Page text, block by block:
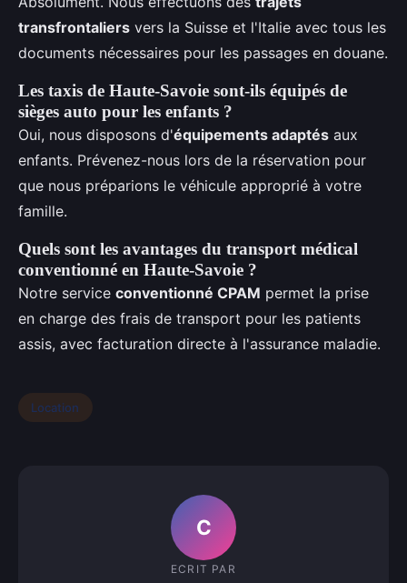
transfrontaliers vers la Suisse et l'Italie avec tous les
documents nécessaires pour les passages en douane.
Les taxis de Haute-Savoie sont-ils équipés de
sièges auto pour les enfants ?
Oui, nous disposons d'équipements adaptés aux
enfants. Prévenez-nous lors de la réservation pour
que nous préparions le véhicule approprié à votre
famille.
Quels sont les avantages du transport médical
conventionné en Haute-Savoie ?
Notre service conventionné CPAM permet la prise
en charge des frais de transport pour les patients
assis, avec facturation directe à l'assurance maladie.
Location
C
ECRIT PAR